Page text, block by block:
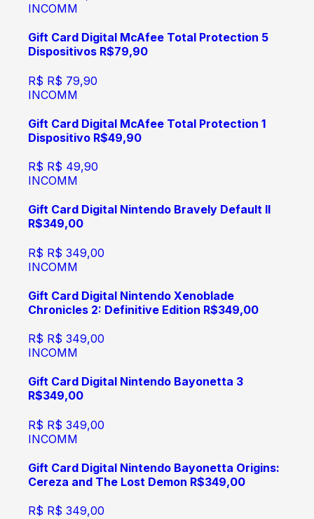
INCOMM
Gift Card Digital McAfee Total Protection 5
Dispositivos R$79,90
R$ R$ 79,90
INCOMM
Gift Card Digital McAfee Total Protection 1
Dispositivo R$49,90
R$ R$ 49,90
INCOMM
Gift Card Digital Nintendo Bravely Default II
R$349,00
R$ R$ 349,00
INCOMM
Gift Card Digital Nintendo Xenoblade
Chronicles 2: Definitive Edition R$349,00
R$ R$ 349,00
INCOMM
Gift Card Digital Nintendo Bayonetta 3
R$349,00
R$ R$ 349,00
INCOMM
Gift Card Digital Nintendo Bayonetta Origins:
Cereza and The Lost Demon R$349,00
R$ R$ 349,00